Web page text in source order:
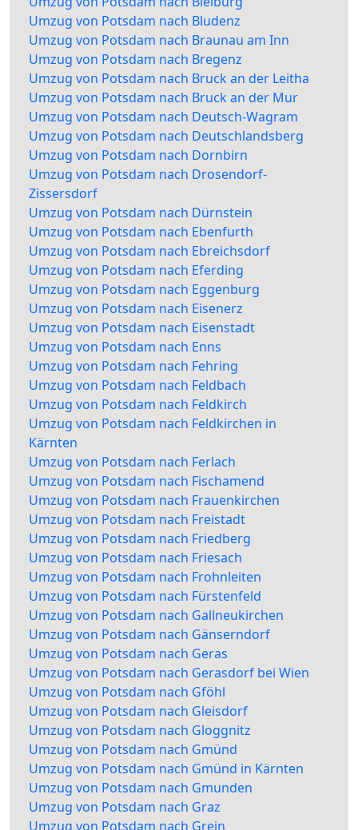
Umzug von Potsdam nach Bludenz
Umzug von Potsdam nach Braunau am Inn
Umzug von Potsdam nach Bregenz
Umzug von Potsdam nach Bruck an der Leitha
Umzug von Potsdam nach Bruck an der Mur
Umzug von Potsdam nach Deutsch-Wagram
Umzug von Potsdam nach Deutschlandsberg
Umzug von Potsdam nach Dornbirn
Umzug von Potsdam nach Drosendorf-
Zissersdorf
Umzug von Potsdam nach Dürnstein
Umzug von Potsdam nach Ebenfurth
Umzug von Potsdam nach Ebreichsdorf
Umzug von Potsdam nach Eferding
Umzug von Potsdam nach Eggenburg
Umzug von Potsdam nach Eisenerz
Umzug von Potsdam nach Eisenstadt
Umzug von Potsdam nach Enns
Umzug von Potsdam nach Fehring
Umzug von Potsdam nach Feldbach
Umzug von Potsdam nach Feldkirch
Umzug von Potsdam nach Feldkirchen in
Kärnten
Umzug von Potsdam nach Ferlach
Umzug von Potsdam nach Fischamend
Umzug von Potsdam nach Frauenkirchen
Umzug von Potsdam nach Freistadt
Umzug von Potsdam nach Friedberg
Umzug von Potsdam nach Friesach
Umzug von Potsdam nach Frohnleiten
Umzug von Potsdam nach Fürstenfeld
Umzug von Potsdam nach Gallneukirchen
Umzug von Potsdam nach Gänserndorf
Umzug von Potsdam nach Geras
Umzug von Potsdam nach Gerasdorf bei Wien
Umzug von Potsdam nach Gföhl
Umzug von Potsdam nach Gleisdorf
Umzug von Potsdam nach Gloggnitz
Umzug von Potsdam nach Gmünd
Umzug von Potsdam nach Gmünd in Kärnten
Umzug von Potsdam nach Gmunden
Umzug von Potsdam nach Graz
Umzug von Potsdam nach Grein